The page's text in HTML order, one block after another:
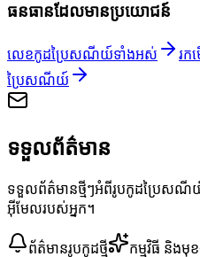
ធនធានដែលមានប្រយោជន៍
លេខកូដប្រៃសណីយ៍ទាំងអស់ រក
ប្រៃសណីយ៍
ទទួលព័ត៌មាន
ទទួលព័ត៌មានថ្មីៗអំពីរូបកូដប្រៃសណីយ៍
អ៊ីមែលរបស់អ្នក។
ព័ត៌មានរូបកូដថ្មី កម្មវិធី និងមុខ